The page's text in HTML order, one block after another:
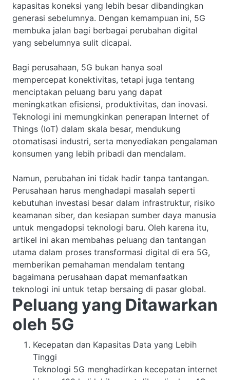
kapasitas koneksi yang lebih besar dibandingkan
generasi sebelumnya. Dengan kemampuan ini, 5G
membuka jalan bagi berbagai perubahan digital
yang sebelumnya sulit dicapai.
Bagi perusahaan, 5G bukan hanya soal
mempercepat konektivitas, tetapi juga tentang
menciptakan peluang baru yang dapat
meningkatkan efisiensi, produktivitas, dan inovasi.
Teknologi ini memungkinkan penerapan Internet of
Things (IoT) dalam skala besar, mendukung
otomatisasi industri, serta menyediakan pengalaman
konsumen yang lebih pribadi dan mendalam.
Namun, perubahan ini tidak hadir tanpa tantangan.
Perusahaan harus menghadapi masalah seperti
kebutuhan investasi besar dalam infrastruktur, risiko
keamanan siber, dan kesiapan sumber daya manusia
untuk mengadopsi teknologi baru. Oleh karena itu,
artikel ini akan membahas peluang dan tantangan
utama dalam proses transformasi digital di era 5G,
memberikan pemahaman mendalam tentang
bagaimana perusahaan dapat memanfaatkan
teknologi ini untuk tetap bersaing di pasar global.
Peluang yang Ditawarkan
oleh 5G
Kecepatan dan Kapasitas Data yang Lebih
Tinggi
Teknologi 5G menghadirkan kecepatan internet